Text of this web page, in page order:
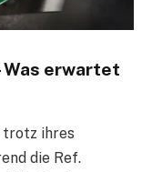
Was erwartet
trotz ihres
die Ref.